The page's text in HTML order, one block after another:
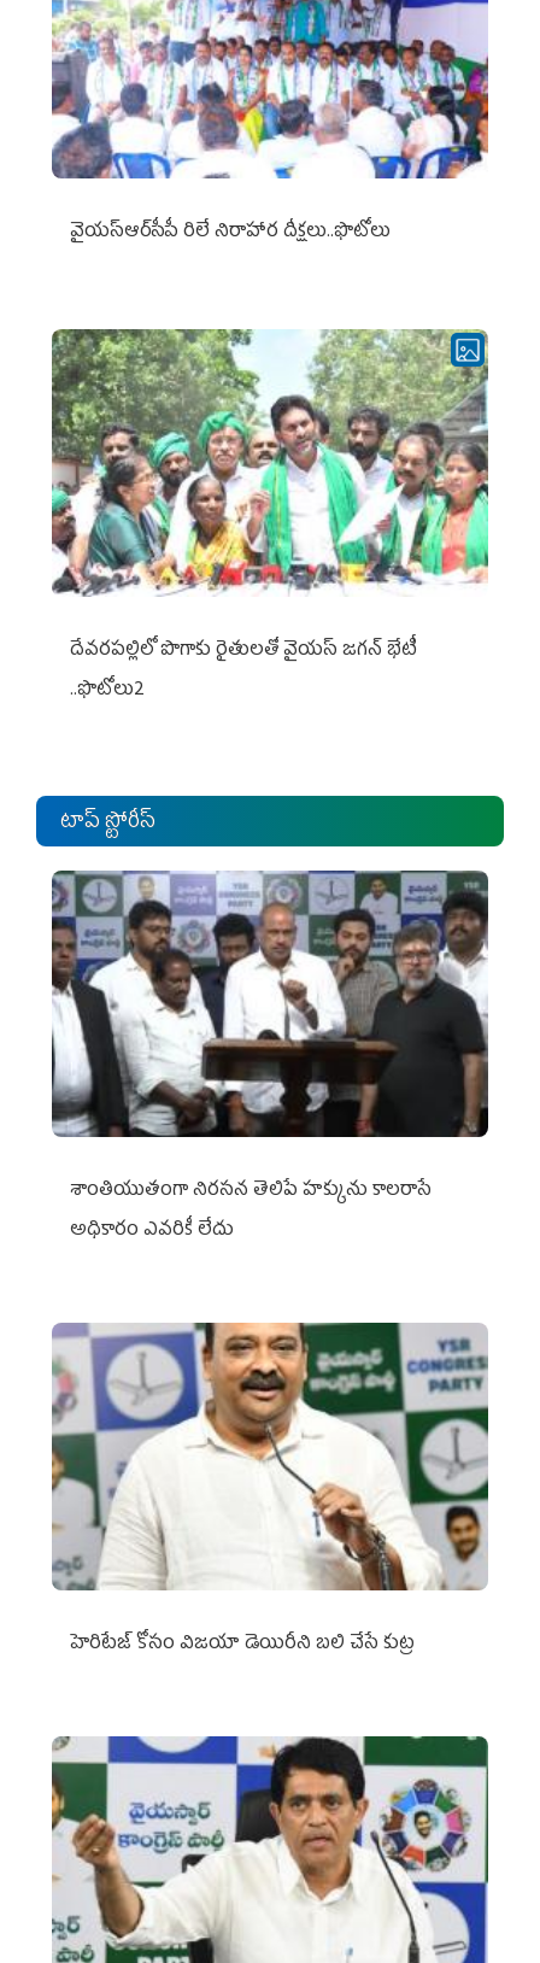
వైయ‌స్ఆర్‌సీపీ రిలే నిరాహార దీక్షలు..ఫొటోలు
దేవరపల్లిలో పొగాకు రైతులతో వైయస్ జగన్ భేటీ
..ఫొటోలు2
టాప్ స్టోరీస్
శాంతియుతంగా నిరసన తెలిపే హక్కును కాలరాసే
అధికారం ఎవరికీ లేదు
హెరిటేజ్ కోసం విజయా డెయిరీని బలి చేసే కుట్ర‌